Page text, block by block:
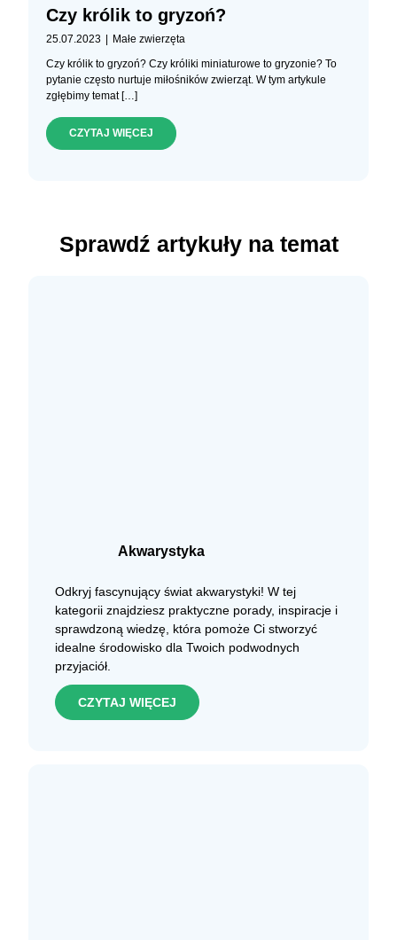
Czy królik to gryzoń?
25.07.2023
Małe zwierzęta
Czy królik to gryzoń? Czy króliki miniaturowe to gryzonie? To
pytanie często nurtuje miłośników zwierząt. W tym artykule
zgłębimy temat […]
CZYTAJ WIĘCEJ
Sprawdź artykuły na temat
Akwarystyka
Odkryj fascynujący świat akwarystyki! W tej
kategorii znajdziesz praktyczne porady, inspiracje i
sprawdzoną wiedzę, która pomoże Ci stworzyć
idealne środowisko dla Twoich podwodnych
przyjaciół.
CZYTAJ WIĘCEJ